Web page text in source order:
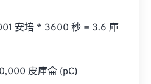
安培 * 3600 秒 = 3.6 庫
皮庫侖 (pC)